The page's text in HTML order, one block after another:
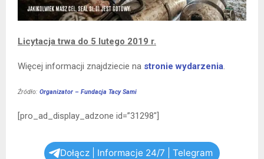
Licytacja trwa do 5 lutego 2019 r.
Więcej informacji znajdziecie na stronie wydarzenia.
Źródło: Organizator – Fundacja Tacy Sami
[pro_ad_display_adzone id=”31298″]
Dołącz | Informacje 24/7 | Telegram